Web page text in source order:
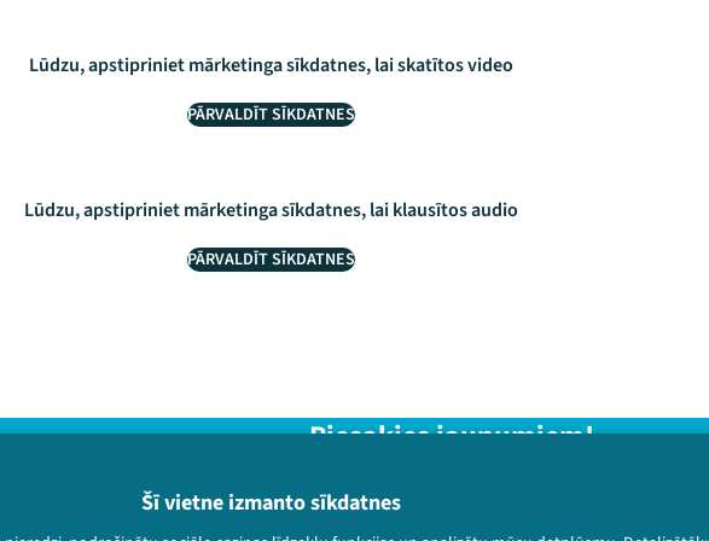
Šī vietne izmanto sīkdatnes
Lūdzu, apstipriniet mārketinga sīkdatnes, lai skatītos video
PĀRVALDĪT SĪKDATNES
Lūdzu, apstipriniet mārketinga sīkdatnes, lai klausītos audio
PĀRVALDĪT SĪKDATNES
Piesakies jaunumiem!
Nepalaid garām aktuālāko informāciju!